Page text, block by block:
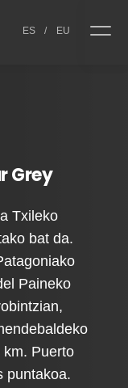
ES / EU
Grey
Txileko
bat da.
Paineko
km. Puerto
puntakoa.